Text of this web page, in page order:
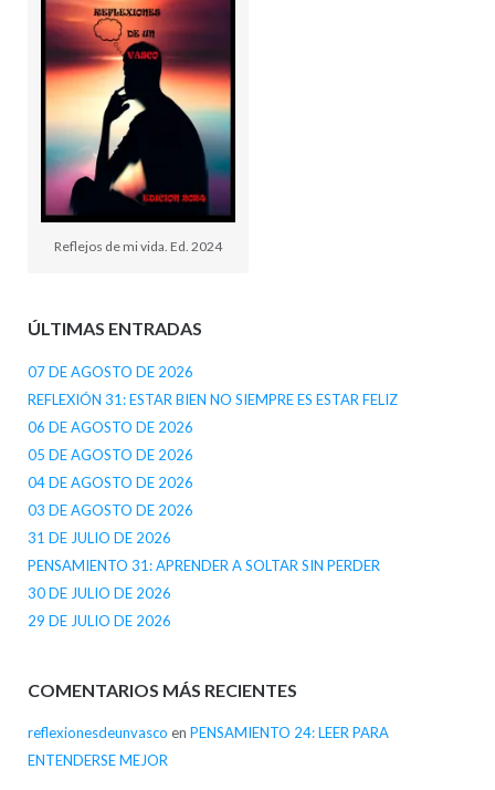
Reflejos de mi vida. Ed. 2024
ÚLTIMAS ENTRADAS
07 DE AGOSTO DE 2026
REFLEXIÓN 31: ESTAR BIEN NO SIEMPRE ES ESTAR FELIZ
06 DE AGOSTO DE 2026
05 DE AGOSTO DE 2026
04 DE AGOSTO DE 2026
03 DE AGOSTO DE 2026
31 DE JULIO DE 2026
PENSAMIENTO 31: APRENDER A SOLTAR SIN PERDER
30 DE JULIO DE 2026
29 DE JULIO DE 2026
COMENTARIOS MÁS RECIENTES
reflexionesdeunvasco en PENSAMIENTO 24: LEER PARA
ENTENDERSE MEJOR